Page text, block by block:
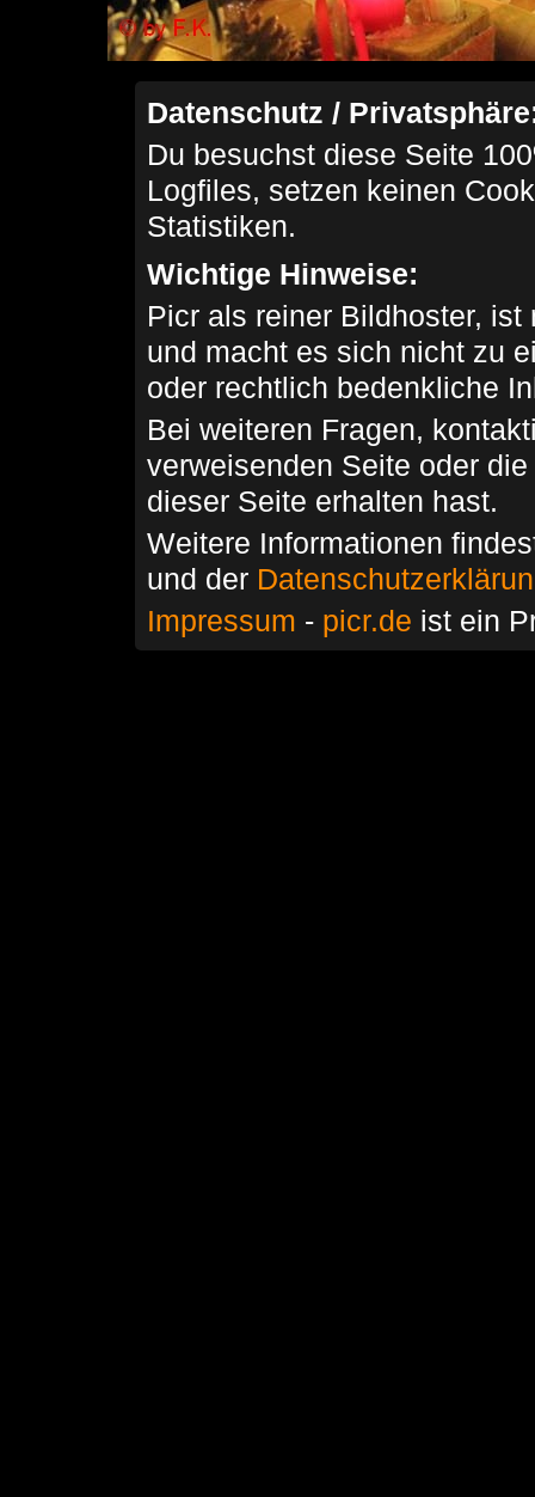
Datenschutz /
Du besuchst diese Seite
Logfiles, setzen keinen
Statistiken.
Wichtige Hinweise:
Picr als reiner Bildhoster,
und macht es sich nicht zu
oder rechtlich bedenkliche
Bei weiteren Fragen,
verweisenden Seite oder
dieser Seite erhalten hast.
Weitere Informationen
und der
Impressum - picr.de ist ein